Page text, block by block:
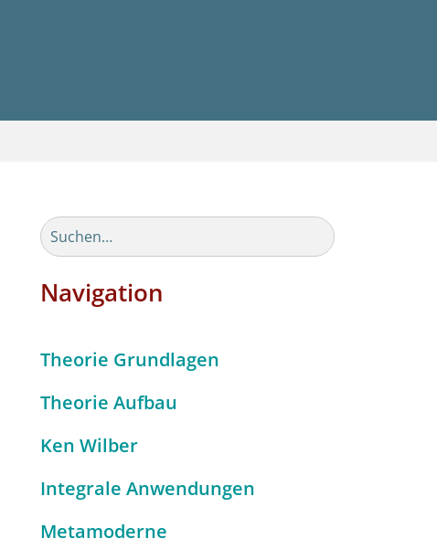
Navigation
Theorie Grundlagen
Theorie Aufbau
Ken Wilber
Integrale Anwendungen
Metamoderne